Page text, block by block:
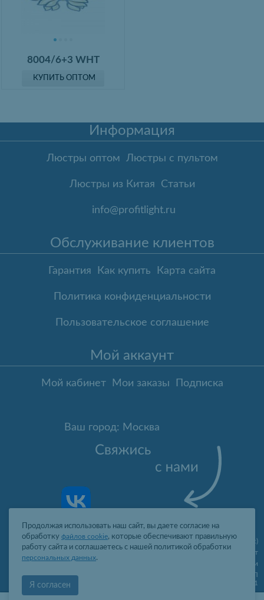
8004/6+3 WHT
КУПИТЬ ОПТОМ
Информация
Люстры оптом Люстры с пультом
Люстры из Китая Статьи
info@profitlight.ru
Обслуживание клиентов
Гарантия Как купить Карта сайта
Политика конфиденциальности
Пользовательское соглашение
Мой аккаунт
Мой кабинет Мои заказы Подписка
Ваш город: Москва
Москва
ул. Гарибальди, д.8, пом.I, комн.4 (юр. адрес)
09:00-19:00 пн-пт
2006-2026 © Профит Лайт Оптом люстры и светильники
ООО "ПРОФИТ ЛАЙТ", ОГРН 1077761388242, ИНН 7736566310, КПП
773601001
Продолжая использовать наш сайт, вы даете согласие на
обработку файлов cookie, которые обеспечивают правильную
работу сайта и соглашаетесь с нашей политикой обработки
персональных данных.
Я согласен